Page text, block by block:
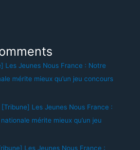
Les Jeunes Nous France : Notre
mérite mieux qu’un jeu concours
[Tribune] Les Jeunes Nous France :
mérite mieux qu’un jeu
Les Jeunes Nous France :